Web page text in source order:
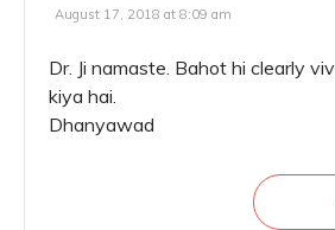
August 17, 2018 at 8:09 am
Dr. Ji namaste. Bahot hi clearly
kiya hai.
Dhanyawad